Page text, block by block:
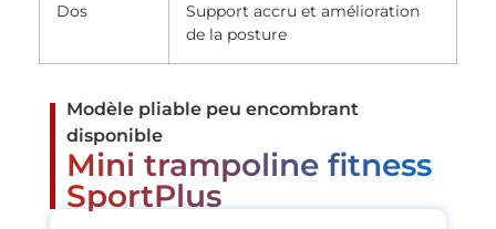
Dos
Support accru et amélioration
de la posture
Modèle pliable peu encombrant
disponible
Mini trampoline fitness
SportPlus